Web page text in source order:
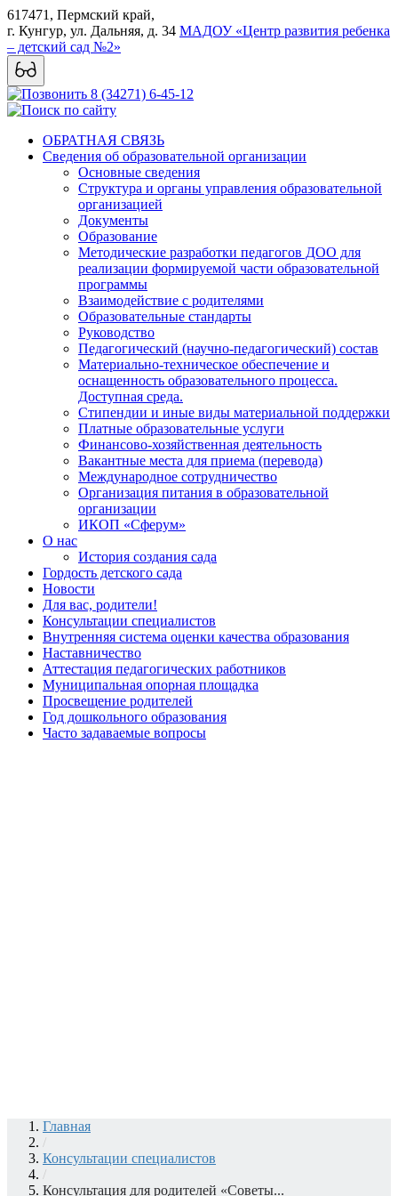
617471, Пермский край,
г. Кунгур, ул. Дальняя, д. 34 МАДОУ «Центр развития ребенка
– детский сад №2»
8 (34271) 6-45-12
ОБРАТНАЯ СВЯЗЬ
Сведения об образовательной организации
Основные сведения
Структура и органы управления образовательной
организацией
Документы
Образование
Методические разработки педагогов ДОО для
реализации формируемой части образовательной
программы
Взаимодействие с родителями
Образовательные стандарты
Руководство
Педагогический (научно-педагогический) состав
Материально-техническое обеспечение и
оснащенность образовательного процесса.
Доступная среда.
Стипендии и иные виды материальной поддержки
Платные образовательные услуги
Финансово-хозяйственная деятельность
Вакантные места для приема (перевода)
Международное сотрудничество
Организация питания в образовательной
организации
ИКОП «Сферум»
О нас
История создания сада
Гордость детского сада
Новости
Для вас, родители!
Консультации специалистов
Внутренняя система оценки качества образования
Наставничество
Аттестация педагогических работников
Муниципальная опорная площадка
Просвещение родителей
Год дошкольного образования
Часто задаваемые вопросы
Главная
/
Консультации специалистов
/
Консультация для родителей «Советы...